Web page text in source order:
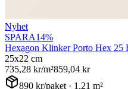
Nyhet
SPARA14%
Hexagon Klinker Porto Hex 25
25x22 cm
735,28 kr/m²859,04 kr
890 kr/paket · 1,21 m²